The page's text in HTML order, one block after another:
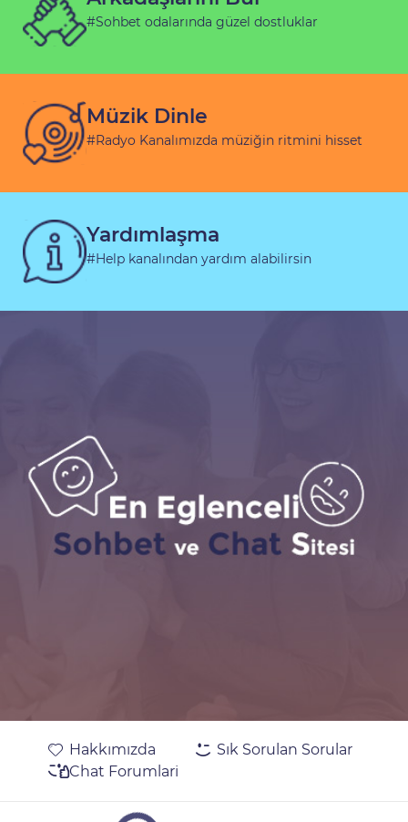
#Sohbet odalarında güzel dostluklar
Müzik Dinle
#Radyo Kanalımızda müziğin ritmini hisset
Yardımlaşma
#Help kanalından yardım alabilirsin
Hakkımızda
Sık Sorulan Sorular
Chat Forumlari